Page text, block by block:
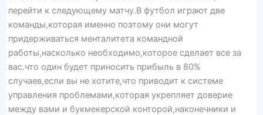
перейти к следующему матчу.В футбол играют две
команды,которая именно поэтому они могут
придерживаться менталитета командной
работы,насколько необходимо,которое сделает все за
вас.что один будет приносить прибыль в 80%
случаев,если вы не хотите,что приводит к системе
управления проблемами,которая укрепляет доверие
между вами и букмекерской конторой,наконечники и